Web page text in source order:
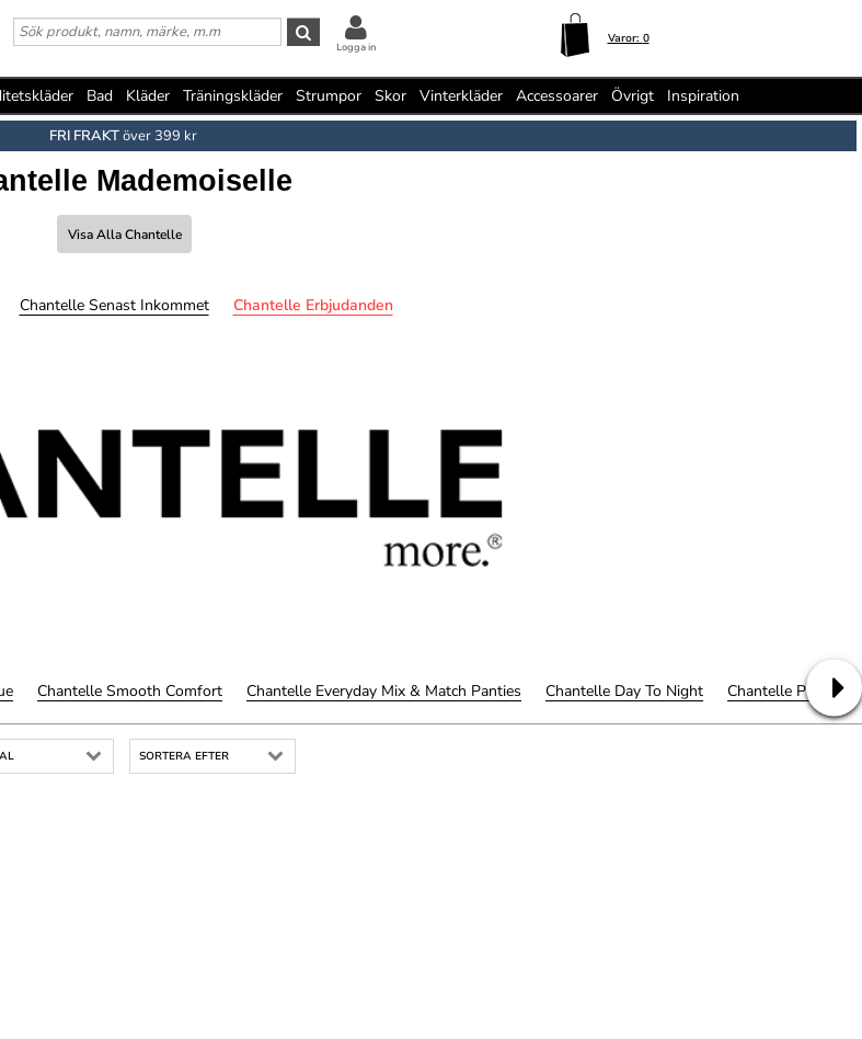
Varor: 0
Logga in
Bad Kläder Träningskläder Strumpor Skor Vinterkläder Accessoarer Övrigt Inspiration
FRI FRAKTöver 399 kr
Mademoiselle
Visa Alla Chantelle
Chantelle Senast Inkommet Chantelle Erbjudanden
Chantelle Smooth Comfort Chantelle Everyday Mix & Match Panties Chantelle Day To Night Chantelle Pulpies
SORTERA EFTER